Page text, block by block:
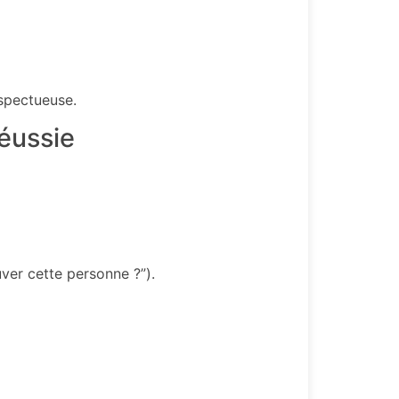
cette personne ?”).